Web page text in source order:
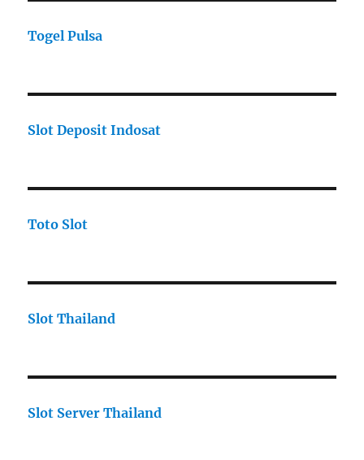
Togel Pulsa
Slot Deposit Indosat
Toto Slot
Slot Thailand
Slot Server Thailand